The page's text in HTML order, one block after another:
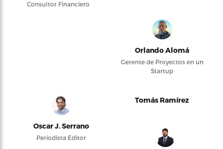
Consultor Financiero
Orlando Alomá
Gerente de Proyectos en un
Startup
Oscar J. Serrano
Periodista Editor
Tomás Ramírez